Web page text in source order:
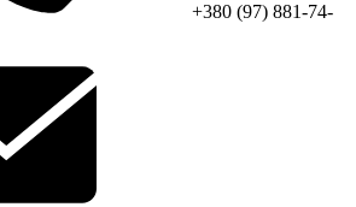
+380 (97) 881-74-